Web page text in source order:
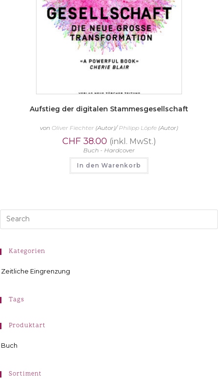
Aufstieg der digitalen Stammesgesellschaft
von Oliver Fiechter (Autor)/Philipp Löpfe (Autor)
CHF38.00 (inkl. MwSt.)
Buch - Hardcover
In den Warenkorb
Kategorien
Zeitliche Eingrenzung
Tags
Produktart
Buch
Sortiment